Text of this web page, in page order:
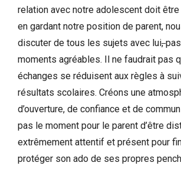
relation avec notre adolescent doit
en gardant notre position de parent,
discuter de tous les sujets avec lui,
moments agréables. Il ne faudrait pas
échanges se réduisent aux règles à
résultats scolaires. Créons une
d’ouverture, de confiance et de
pas le moment pour le parent d’être
extrêmement attentif et présent pour
protéger son ado de ses propres